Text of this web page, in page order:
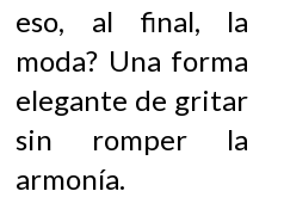
eso, al final, la
moda? Una forma
elegante de gritar
sin romper la
armonía.